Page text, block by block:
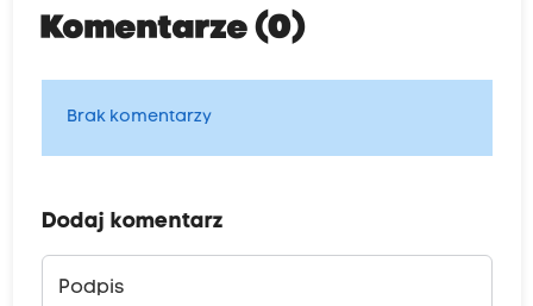
Komentarze (0)
Brak komentarzy
Dodaj komentarz
Podpis